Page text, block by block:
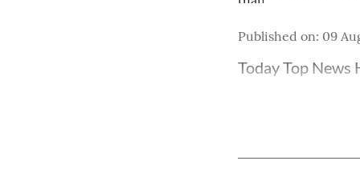
Published on: 09
Today Top